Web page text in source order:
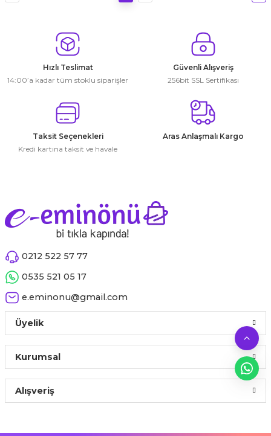
Hızlı Teslimat
14:00’a kadar tüm stoklu siparişler
Güvenli Alışveriş
256bit SSL Sertifikası
Taksit Seçenekleri
Kredi kartına taksit ve havale
Aras Anlaşmalı Kargo
0212 522 57 77
0535 521 05 17
e.eminonu@gmail.com
Üyelik
Kurumsal
Alışveriş